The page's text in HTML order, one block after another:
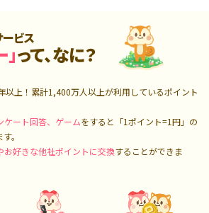
ビス
って、なに？
以上！累計1,400万人以上が利用しているポイント
ケート回答、ゲームをすると「1ポイント=1円」の
。
お好きな他社ポイントに交換することができま